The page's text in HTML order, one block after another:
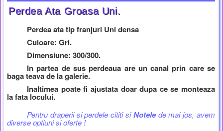
Perdea Ata Groasa Uni.
Perdea ata tip franjuri Uni densa
Culoare: Gri.
Dimensiune: 300/300.
In partea de sus perdeaua are un canal prin care se
baga teava de la galerie.
Inaltimea poate fi ajustata doar dupa ce se monteaza
la fata locului.
Pentru draperii si perdele cititi siNotelede mai jos, avem
diverse optiuni si oferte !